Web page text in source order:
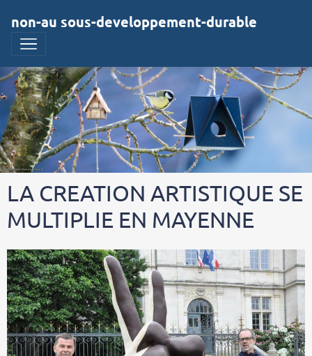
non-au sous-developpement-durable
LA CREATION ARTISTIQUE SE
MULTIPLIE EN MAYENNE